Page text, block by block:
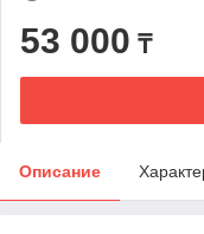
53 000 ₸
Описание